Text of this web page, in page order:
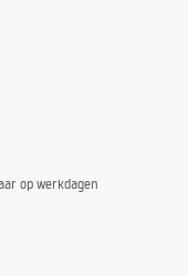
op werkdagen